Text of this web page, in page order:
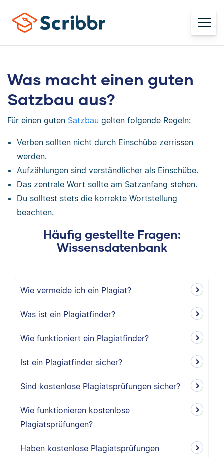
Was macht einen guten
Satzbau aus?
Für einen guten Satzbau gelten folgende Regeln:
Verben sollten nicht durch Einschübe zerrissen
werden.
Aufzählungen sind verständlicher als Einschübe.
Das zentrale Wort sollte am Satzanfang stehen.
Du solltest stets die korrekte Wortstellung
beachten.
Häufig gestellte Fragen:
Wissensdatenbank
Wie vermeide ich ein Plagiat?
Was ist ein Plagiatfinder?
Wie funktioniert ein Plagiatfinder?
Ist ein Plagiatfinder sicher?
Sind kostenlose Plagiatsprüfungen sicher?
Wie funktionieren kostenlose
Plagiatsprüfungen?
Haben kostenlose Plagiatsprüfungen